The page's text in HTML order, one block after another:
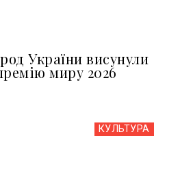
України висунули
миру 2026
КУЛЬТУРА